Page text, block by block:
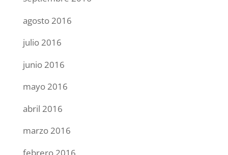
agosto 2016
julio 2016
junio 2016
mayo 2016
abril 2016
marzo 2016